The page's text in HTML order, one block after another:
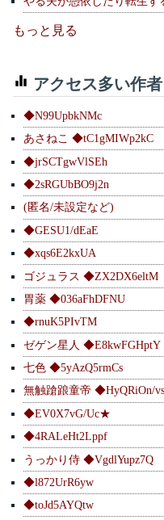
もっと見る
アクセス多い作者
◆N99UpbkNMc
あさねこ ◆tC1gMIWp2kC
◆jrSCTgwVlSEh
◆2sRGUbBO9j2n
(匿名/未設定など)
◆GESU1/dEaE
◆xqs6E2kxUA
ゴジュラス ◆ZX2DX6eltM
胃薬 ◆036aFhDFNU
◆rnuK5PIvTM
ゼゲン星人 ◆E8kwFGHptY
七色 ◆5yAzQ5rmCs
無触蹌踉童帝 ◆HyQRiOn/vs
◆EV0X7vG/Uc★
◆4RALeHt2Lppf
うっかり侍 ◆VgdlYupz7Q
◆l872UrR6yw
◆toJd5AYQtw